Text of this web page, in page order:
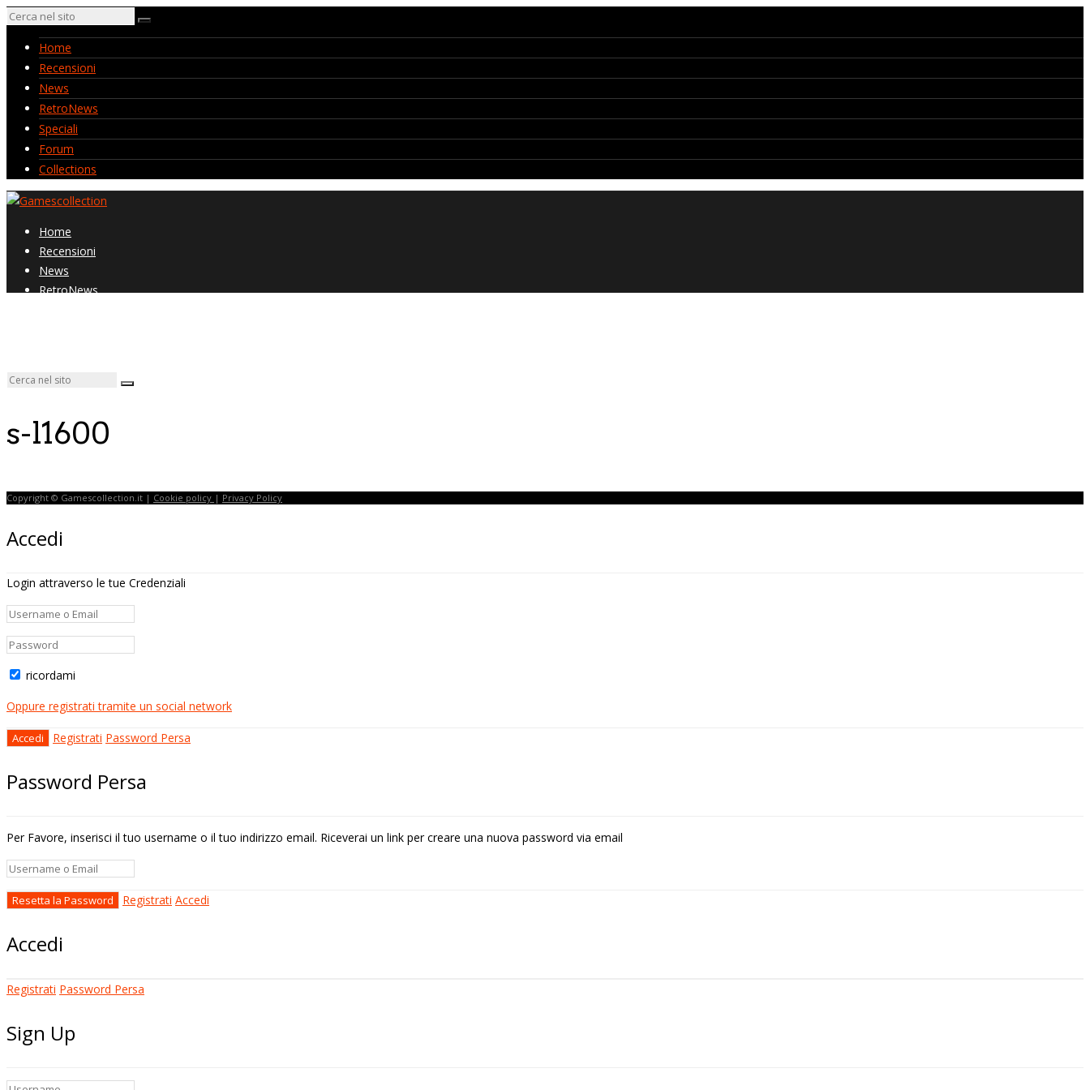
Home
Recensioni
News
RetroNews
Speciali
Forum
Collections
Home
Recensioni
News
RetroNews
s-l1600
Copyright © Gamescollection.it | Cookie policy | Privacy Policy
Accedi
Login attraverso le tue Credenziali
ricordami
Oppure registrati tramite un social network
Registrati Password Persa
Password Persa
Per Favore, inserisci il tuo username o il tuo indirizzo email. Riceverai un link per creare una nuova password via email
Registrati Accedi
Accedi
Registrati Password Persa
Sign Up